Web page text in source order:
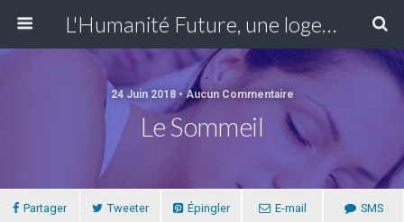
L'Humanité Future, une loge du Grand Orient de France fondée en Essonne en 1907 se réunissant à Paris XIII
24 Juin 2018 • Aucun Commentaire
Le Sommeil
Partager Tweeter Épingler E-mail SMS